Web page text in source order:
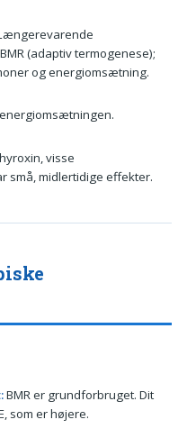
(adaptiv termogenese);
og energiomsætning.
visse
små, midlertidige effekter.
BMR er grundforbruget. Dit
som er højere.